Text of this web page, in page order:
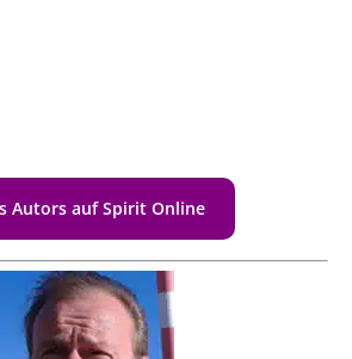
Autors auf Spirit Online